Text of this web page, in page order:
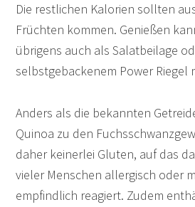
Die restlichen Kalorien sollten
Früchten kommen. Genießen
übrigens auch als Salatbeilage
selbstgebackenem Power Riegel
Anders als die bekannten
Quinoa zu den
daher keinerlei Gluten, auf das
vieler Menschen allergisch oder
empfindlich reagiert. Zudem